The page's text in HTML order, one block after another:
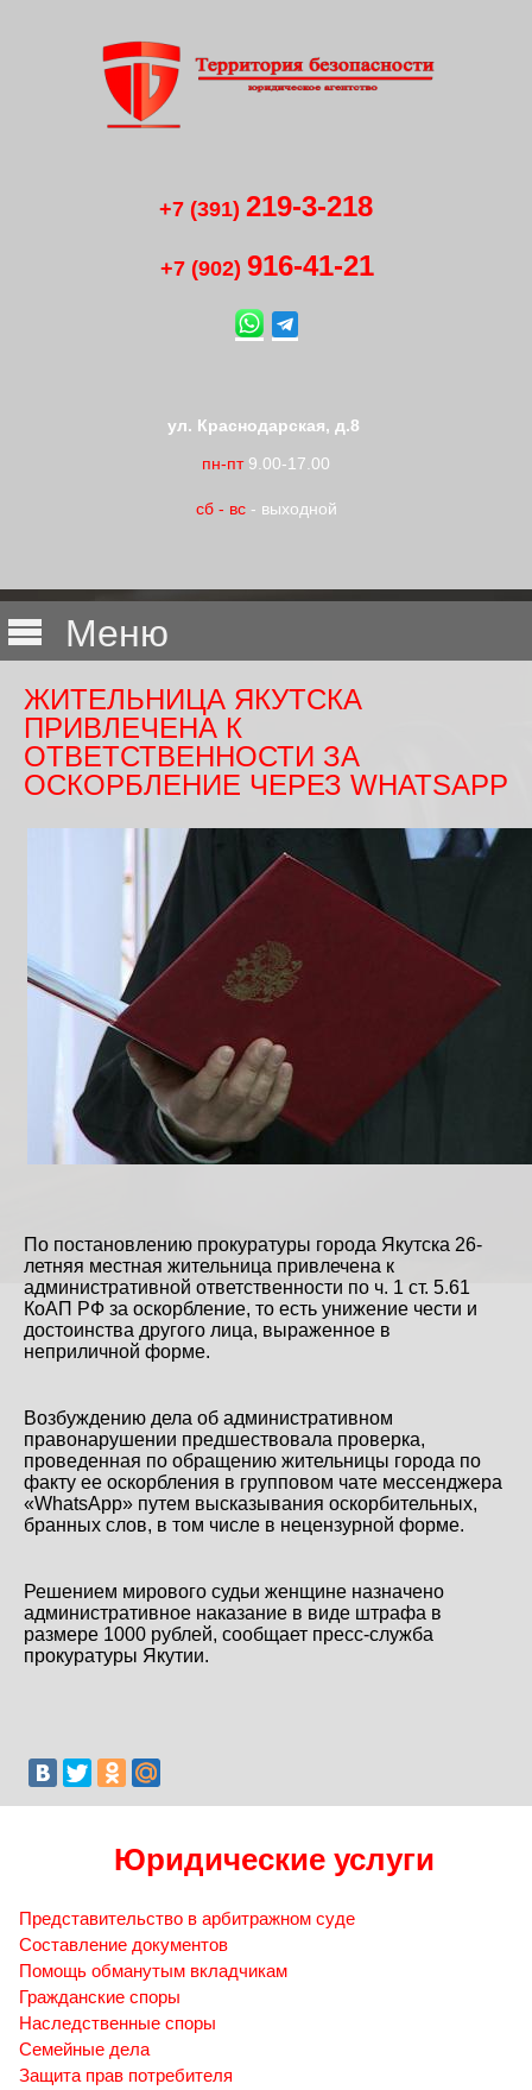
+7 (391) 219-3-218
+7 (902) 916-41-21
ул. Краснодарская, д.8
пн-пт9.00-17.00
сб - вс - выходной
Меню
ЖИТЕЛЬНИЦА ЯКУТСКА
ПРИВЛЕЧЕНА К
ОТВЕТСТВЕННОСТИ ЗА
ОСКОРБЛЕНИЕ ЧЕРЕЗ WHATSAPP
По постановлению прокуратуры города Якутска 26-
летняя местная жительница привлечена к
административной ответственности по ч. 1 ст. 5.61
КоАП РФ за оскорбление, то есть унижение чести и
достоинства другого лица, выраженное в
неприличной форме.
Возбуждению дела об административном
правонарушении предшествовала проверка,
проведенная по обращению жительницы города по
факту ее оскорбления в групповом чате мессенджера
«WhatsApp» путем высказывания оскорбительных,
бранных слов, в том числе в нецензурной форме.
Решением мирового судьи женщине назначено
административное наказание в виде штрафа в
размере 1000 рублей, сообщает пресс-служба
прокуратуры Якутии.
Юридические услуги
Представительство в арбитражном суде
Составление документов
Помощь обманутым вкладчикам
Гражданские споры
Наследственные споры
Семейные дела
Защита прав потребителя